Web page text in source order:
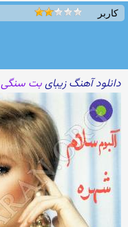
کاربر
دانلود آهنگ زیبایبت سنگی